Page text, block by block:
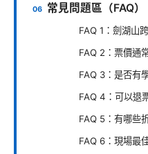
常見問題區（FAQ）
FAQ 1：劍湖山
FAQ 2：票價通
FAQ 3：是否有
FAQ 4：可以退
FAQ 5：有哪些
FAQ 6：現場最